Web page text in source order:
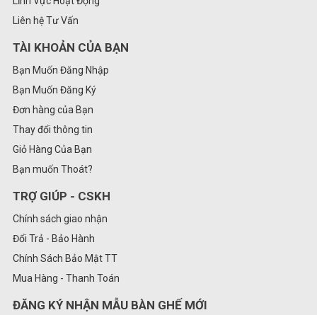
Liên hệ Tư Vấn
TÀI KHOẢN CỦA BẠN
Bạn Muốn Đăng Nhập
Bạn Muốn Đăng Ký
Đơn hàng của Bạn
Thay đổi thông tin
Giỏ Hàng Của Bạn
Bạn muốn Thoát?
TRỢ GIÚP - CSKH
Chính sách giao nhận
Đổi Trả - Bảo Hành
Chính Sách Bảo Mật TT
Mua Hàng - Thanh Toán
ĐĂNG KÝ NHẬN MẪU BÀN GHẾ MỚI